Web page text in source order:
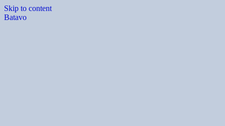
Skip to content
Batavo